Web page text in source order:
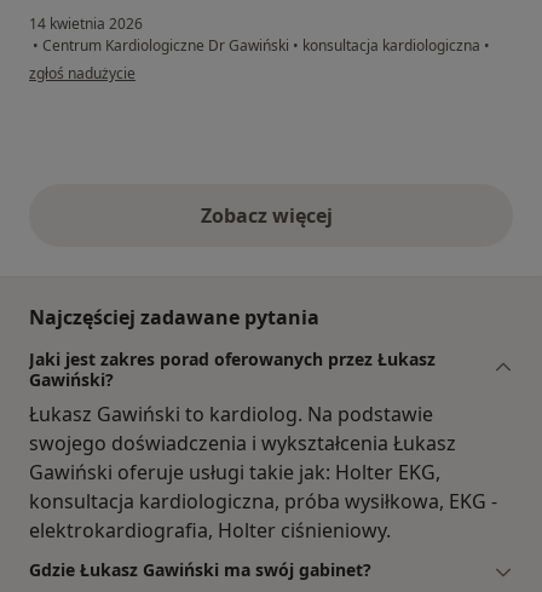
14 kwietnia 2026
• Centrum Kardiologiczne Dr Gawiński • konsultacja kardiologiczna •
w opinii użytkownika Agnieszka
zgłoś nadużycie
Zobacz więcejopinie powyżej
Najczęściej zadawane pytania
Jaki jest zakres porad oferowanych przez Łukasz
Gawiński?
Łukasz Gawiński to kardiolog. Na podstawie
swojego doświadczenia i wykształcenia Łukasz
Gawiński oferuje usługi takie jak: Holter EKG,
konsultacja kardiologiczna, próba wysiłkowa, EKG -
elektrokardiografia, Holter ciśnieniowy.
Gdzie Łukasz Gawiński ma swój gabinet?